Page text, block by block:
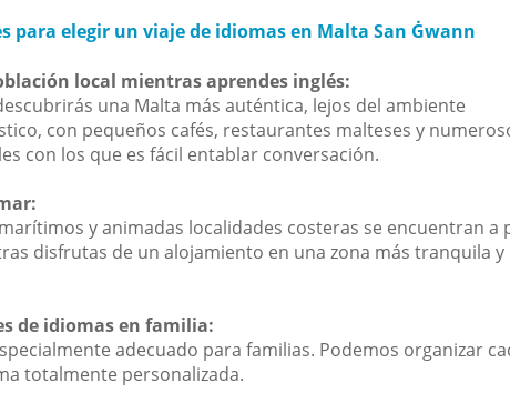
para elegir un viaje de idiomas en Malta San Ġwann
local mientras aprendes inglés:
una Malta más auténtica, lejos del ambiente
con pequeños cafés, restaurantes malteses y
con los que es fácil entablar conversación.
y animadas localidades costeras se encuentran a
disfrutas de un alojamiento en una zona más tranquila y
de idiomas en familia:
adecuado para familias. Podemos organizar
totalmente personalizada.